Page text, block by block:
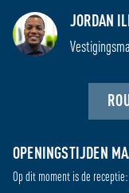
JORDAN
OPENINGSTIJDEN
Op dit moment is de receptie:
24 UURS
Di
09:00 - 18:00
Wo
09:00 - 18:00